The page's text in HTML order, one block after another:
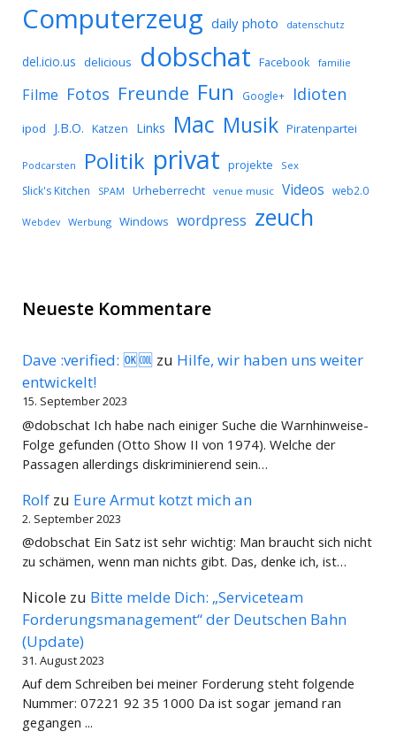
Computerzeug daily photo datenschutz
del.icio.us delicious dobschat Facebook familie
Filme Fotos Freunde Fun Google+ Idioten
ipod J.B.O. Katzen Links Mac Musik Piratenpartei
Podcarsten Politik privat projekte Sex
Slick's Kitchen SPAM Urheberrecht venue music Videos web2.0
Webdev Werbung Windows wordpress zeuch
Neueste Kommentare
Dave :verified: 🆗🆒 zu Hilfe, wir haben uns weiter
entwickelt!
15. September 2023
@dobschat Ich habe nach einiger Suche die Warnhinweise-
Folge gefunden (Otto Show II von 1974). Welche der
Passagen allerdings diskriminierend sein…
Rolf zu Eure Armut kotzt mich an
2. September 2023
@dobschat Ein Satz ist sehr wichtig: Man braucht sich nicht
zu schämen, wenn man nichts gibt. Das, denke ich, ist…
Nicole zu Bitte melde Dich: „Serviceteam
Forderungsmanagement“ der Deutschen Bahn
(Update)
31. August 2023
Auf dem Schreiben bei meiner Forderung steht folgende
Nummer: 07221 92 35 1000 Da ist sogar jemand ran
gegangen ...